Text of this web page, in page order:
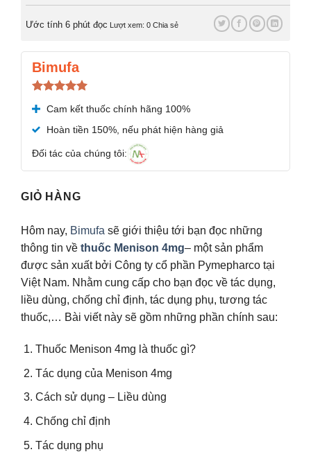
Ước tính 6 phút đọc Lượt xem: 0 Chia sẻ
Bimufa
Được xếp
hạng5.00
5 sao
Cam kết thuốc chính hãng 100%
Hoàn tiền 150%, nếu phát hiện hàng giả
Đối tác của chúng tôi:
GIỎ HÀNG
Hôm nay, Bimufa sẽ giới thiệu tới bạn đọc những
thông tin về thuốc Menison 4mg– một sản phẩm
được sản xuất bởi Công ty cổ phần Pymepharco tại
Việt Nam. Nhằm cung cấp cho bạn đọc về tác dụng,
liều dùng, chống chỉ định, tác dụng phụ, tương tác
thuốc,… Bài viết này sẽ gồm những phần chính sau:
Thuốc Menison 4mg là thuốc gì?
Tác dụng của Menison 4mg
Cách sử dụng – Liều dùng
Chống chỉ định
Tác dụng phụ